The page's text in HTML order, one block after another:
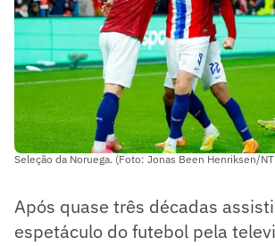
Seleção da Noruega. (Foto: Jonas Been Henriksen/
Após quase três décadas
espetáculo do futebol pela